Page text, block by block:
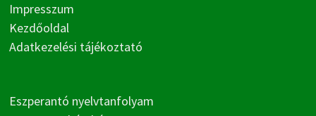
Impresszum
Kezdőoldal
Adatkezelési tájékoztató
Eszperantó nyelvtanfolyam